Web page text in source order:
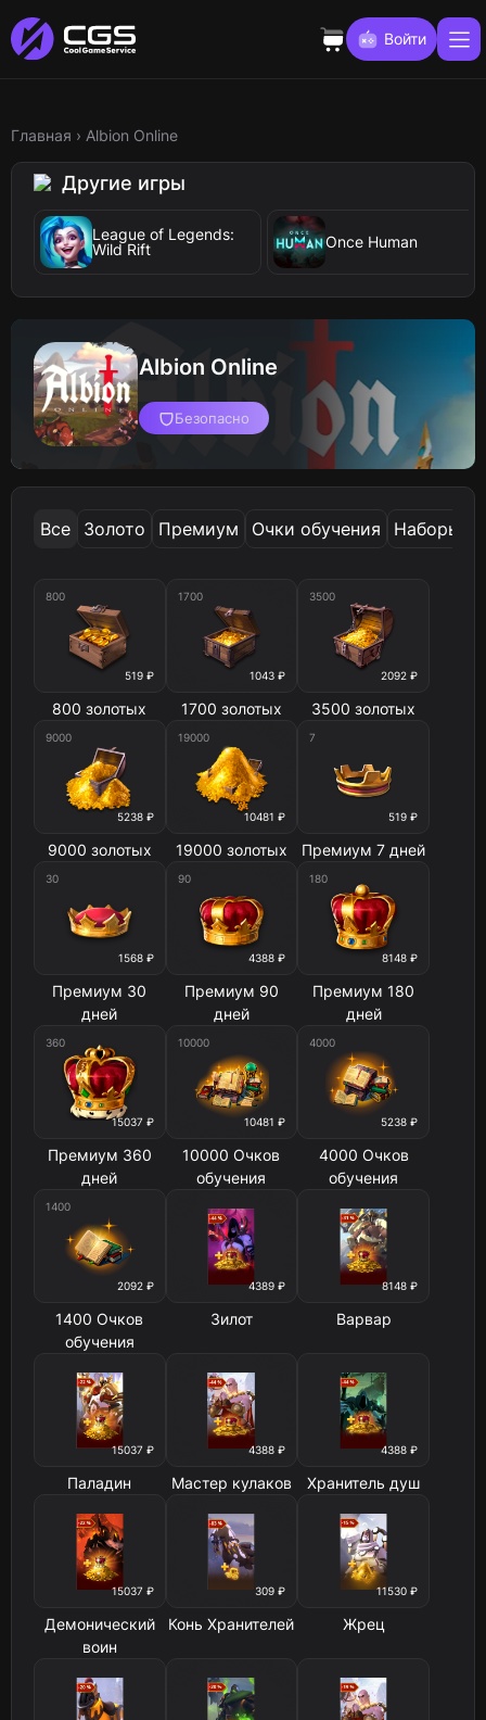
Войти
Главная › Albion Online
Другие игры
League of Legends:
Wild Rift
Once Human
Albion Online
Безопасно
Все Золото Премиум Очки обучения Наборы
519 ₽
800
800 золотых
1043 ₽
1700
1700 золотых
2092 ₽
3500
3500 золотых
5238 ₽
9000
9000 золотых
10481 ₽
19000
19000 золотых
519 ₽
7
Премиум 7 дней
1568 ₽
30
Премиум 30
дней
4388 ₽
90
Премиум 90
дней
8148 ₽
180
Премиум 180
дней
15037 ₽
360
Премиум 360
дней
10481 ₽
10000
10000 Очков
обучения
5238 ₽
4000
4000 Очков
обучения
2092 ₽
1400
1400 Очков
обучения
4389 ₽
Зилот
8148 ₽
Варвар
15037 ₽
Паладин
4388 ₽
Мастер кулаков
4388 ₽
Хранитель душ
15037 ₽
Демонический
воин
309 ₽
Конь Хранителей
11530 ₽
Жрец